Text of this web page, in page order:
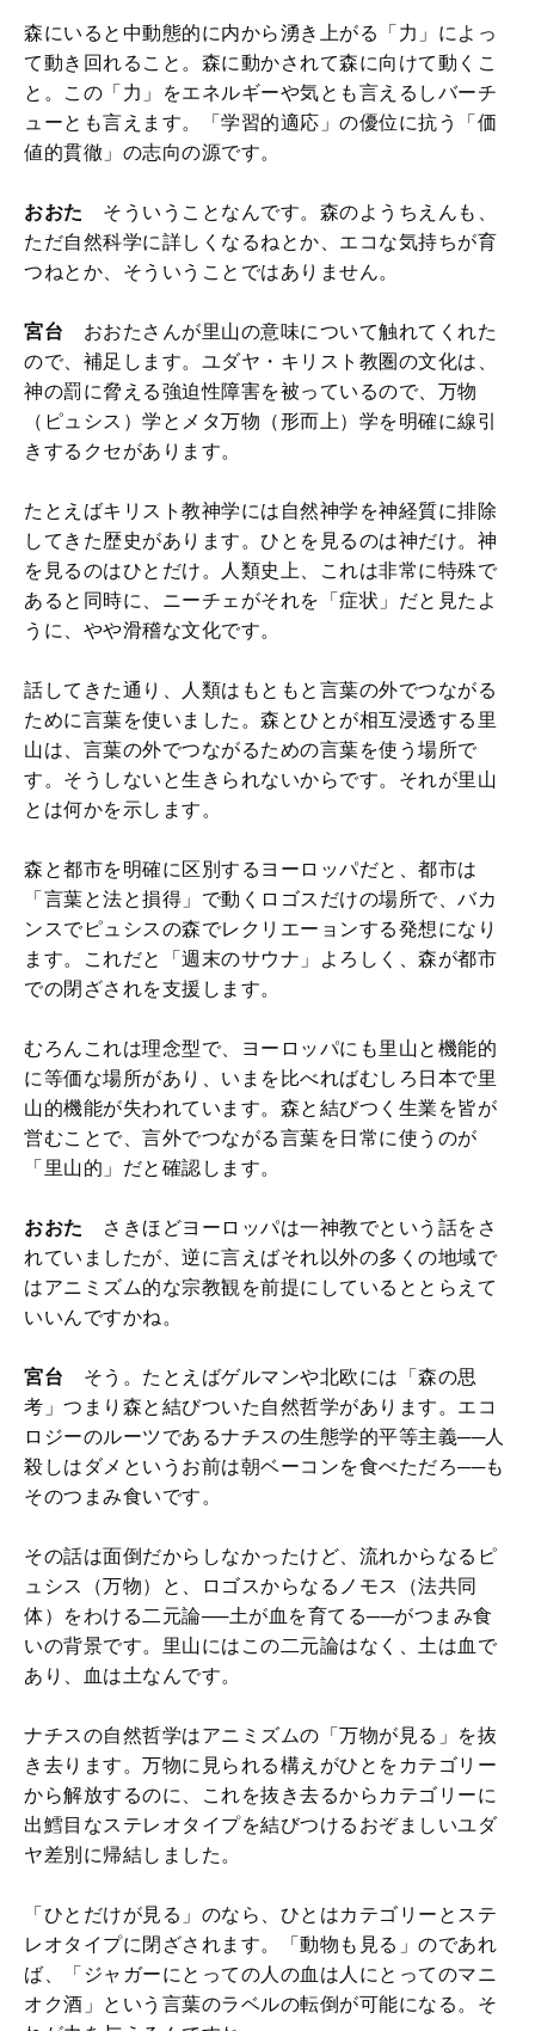
森にいると中動態的に内から湧き上がる「力」によっ
て動き回れること。森に動かされて森に向けて動くこ
と。この「力」をエネルギーや気とも言えるしバーチ
ューとも言えます。「学習的適応」の優位に抗う「価
値的貫徹」の志向の源です。
おおた そういうことなんです。森のようちえんも、
ただ自然科学に詳しくなるねとか、エコな気持ちが育
つねとか、そういうことではありません。
宮台 おおたさんが里山の意味について触れてくれた
ので、補足します。ユダヤ・キリスト教圏の文化は、
神の罰に脅える強迫性障害を被っているので、万物
（ピュシス）学とメタ万物（形而上）学を明確に線引
きするクセがあります。
たとえばキリスト教神学には自然神学を神経質に排除
してきた歴史があります。ひとを見るのは神だけ。神
を見るのはひとだけ。人類史上、これは非常に特殊で
あると同時に、ニーチェがそれを「症状」だと見たよ
うに、やや滑稽な文化です。
話してきた通り、人類はもともと言葉の外でつながる
ために言葉を使いました。森とひとが相互浸透する里
山は、言葉の外でつながるための言葉を使う場所で
す。そうしないと生きられないからです。それが里山
とは何かを示します。
森と都市を明確に区別するヨーロッパだと、都市は
「言葉と法と損得」で動くロゴスだけの場所で、バカ
ンスでピュシスの森でレクリエーョンする発想になり
ます。これだと「週末のサウナ」よろしく、森が都市
での閉ざされを支援します。
むろんこれは理念型で、ヨーロッパにも里山と機能的
に等価な場所があり、いまを比べればむしろ日本で里
山的機能が失われています。森と結びつく生業を皆が
営むことで、言外でつながる言葉を日常に使うのが
「里山的」だと確認します。
おおた さきほどヨーロッパは一神教でという話をさ
れていましたが、逆に言えばそれ以外の多くの地域で
はアニミズム的な宗教観を前提にしているととらえて
いいんですかね。
宮台 そう。たとえばゲルマンや北欧には「森の思
考」つまり森と結びついた自然哲学があります。エコ
ロジーのルーツであるナチスの生態学的平等主義──人
殺しはダメというお前は朝ベーコンを食べただろ──も
そのつまみ食いです。
その話は面倒だからしなかったけど、流れからなるピ
ュシス（万物）と、ロゴスからなるノモス（法共同
体）をわける二元論──土が血を育てる──がつまみ食
いの背景です。里山にはこの二元論はなく、土は血で
あり、血は土なんです。
ナチスの自然哲学はアニミズムの「万物が見る」を抜
き去ります。万物に見られる構えがひとをカテゴリー
から解放するのに、これを抜き去るからカテゴリーに
出鱈目なステレオタイプを結びつけるおぞましいユダ
ヤ差別に帰結しました。
「ひとだけが見る」のなら、ひとはカテゴリーとステ
レオタイプに閉ざされます。「動物も見る」のであれ
ば、「ジャガーにとっての人の血は人にとってのマニ
オク酒」という言葉のラベルの転倒が可能になる。そ